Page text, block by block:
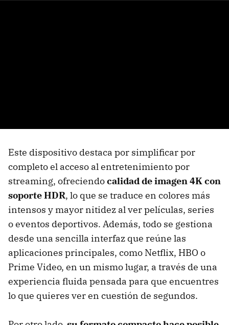
Este dispositivo destaca por simplificar por
completo el acceso al entretenimiento por
streaming, ofreciendocalidad de imagen 4K con
soporte HDR, lo que se traduce en colores más
intensos y mayor nitidez al ver películas, series
o eventos deportivos. Además, todo se gestiona
desde una sencilla interfaz que reúne las
aplicaciones principales, como Netflix, HBO o
Prime Video, en un mismo lugar, a través de una
experiencia fluida pensada para que encuentres
lo que quieres ver en cuestión de segundos.